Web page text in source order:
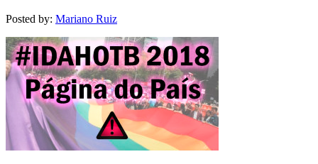
Posted by: Mariano Ruiz